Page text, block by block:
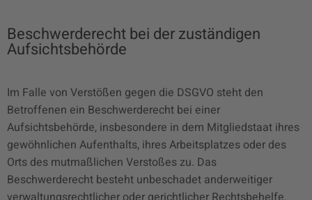
Beschwerderecht bei der zuständigen
Aufsichtsbehörde
Im Falle von Verstößen gegen die DSGVO steht den
Betroffenen ein Beschwerderecht bei einer
Aufsichtsbehörde, insbesondere in dem Mitgliedstaat ihres
gewöhnlichen Aufenthalts, ihres Arbeitsplatzes oder des
Orts des mutmaßlichen Verstoßes zu. Das
Beschwerderecht besteht unbeschadet anderweitiger